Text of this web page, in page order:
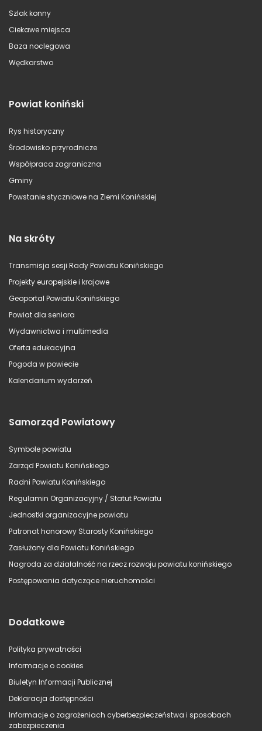
Szlak konny
Ciekawe miejsca
Baza noclegowa
Wędkarstwo
Powiat koniński
Rys historyczny
Środowisko przyrodnicze
Współpraca zagraniczna
Gminy
Powstanie styczniowe na Ziemi Konińskiej
Na skróty
Transmisja sesji Rady Powiatu Konińskiego
Projekty europejskie i krajowe
Geoportal Powiatu Konińskiego
Powiat dla seniora
Wydawnictwa i multimedia
Oferta edukacyjna
Pogoda w powiecie
Kalendarium wydarzeń
Samorząd Powiatowy
Symbole powiatu
Zarząd Powiatu Konińskiego
Radni Powiatu Konińskiego
Regulamin Organizacyjny / Statut Powiatu
Jednostki organizacyjne powiatu
Patronat honorowy Starosty Konińskiego
Zasłużony dla Powiatu Konińskiego
Nagroda za działalność na rzecz rozwoju powiatu konińskiego
Postępowania dotyczące nieruchomości
Dodatkowe
Polityka prywatności
Informacje o cookies
Biuletyn Informacji Publicznej
Deklaracja dostępności
Informacje o zagrożeniach cyberbezpieczeństwa i sposobach
zabezpieczenia